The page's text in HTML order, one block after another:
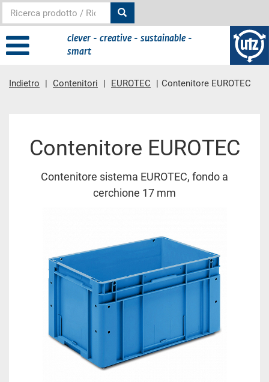
clever - creative - sustainable -
smart
Indietro Contenitori EUROTEC Contenitore EUROTEC
Contenitore EUROTEC
Contenitore sistema EUROTEC, fondo a
cerchione 17 mm